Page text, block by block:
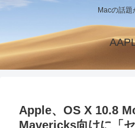
Macの話題
Apple、OS X 10.8
Mavericks向けに「